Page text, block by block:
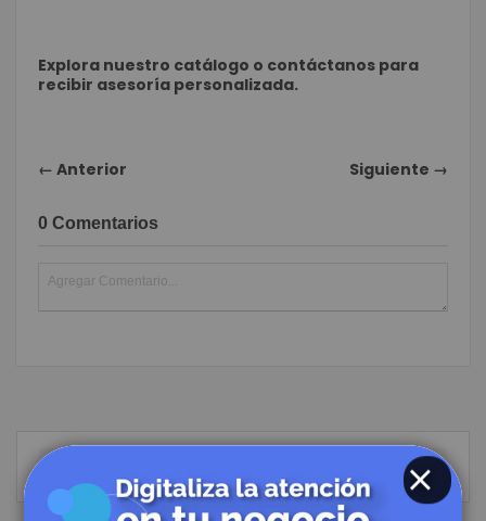
Explora nuestro catálogo o contáctanos para
recibir asesoría personalizada.
← Anterior Siguiente →
0 Comentarios
Buscar
CLOSE